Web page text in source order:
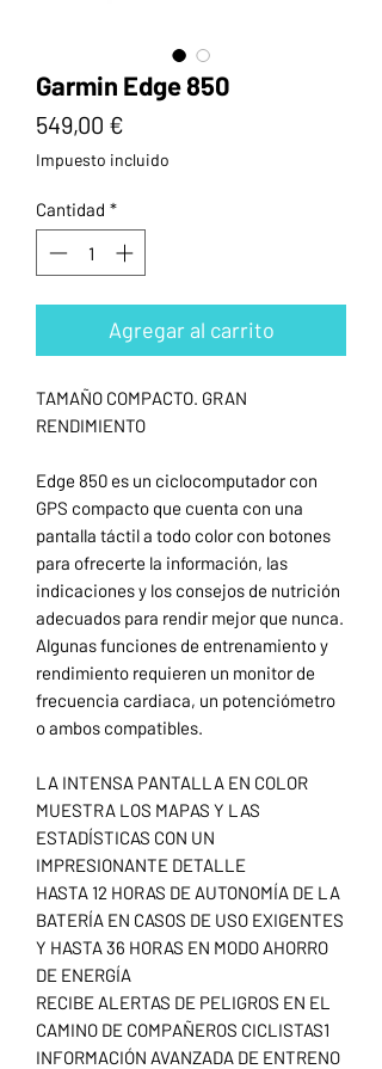
Garmin Edge 850
549,00 €
Impuesto incluido
Cantidad *
Agregar al carrito
TAMAÑO COMPACTO. GRAN
RENDIMIENTO
Edge 850 es un ciclocomputador con
GPS compacto que cuenta con una
pantalla táctil a todo color con botones
para ofrecerte la información, las
indicaciones y los consejos de nutrición
adecuados para rendir mejor que nunca.
Algunas funciones de entrenamiento y
rendimiento requieren un monitor de
frecuencia cardiaca, un potenciómetro
o ambos compatibles.
LA INTENSA PANTALLA EN COLOR
MUESTRA LOS MAPAS Y LAS
ESTADÍSTICAS CON UN
IMPRESIONANTE DETALLE
HASTA 12 HORAS DE AUTONOMÍA DE LA
BATERÍA EN CASOS DE USO EXIGENTES
Y HASTA 36 HORAS EN MODO AHORRO
DE ENERGÍA
RECIBE ALERTAS DE PELIGROS EN EL
CAMINO DE COMPAÑEROS CICLISTAS1
INFORMACIÓN AVANZADA DE ENTRENO